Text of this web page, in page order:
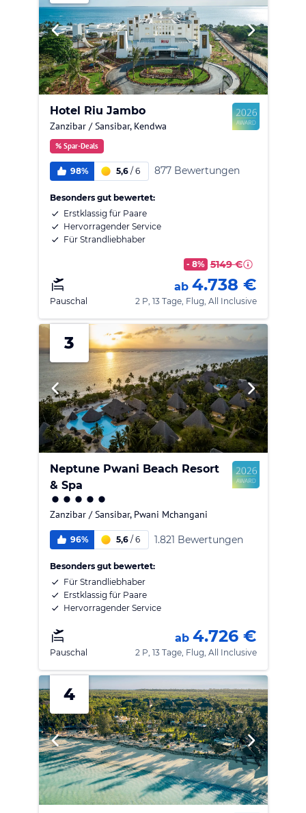
Hotel Riu Jambo
Zanzibar / Sansibar, Kendwa
% Spar-Deals
98% 5,6/ 6 877 Bewertungen
Besonders gut bewertet:
Erstklassig für Paare
Hervorragender Service
Für Strandliebhaber
- 8% 5149 €
Pauschal
ab 4.738 €
2 P, 13 Tage, Flug, All Inclusive
3
Neptune Pwani Beach Resort
& Spa
Zanzibar / Sansibar, Pwani Mchangani
96% 5,6/ 6 1.821 Bewertungen
Besonders gut bewertet:
Für Strandliebhaber
Erstklassig für Paare
Hervorragender Service
Pauschal
ab 4.726 €
2 P, 13 Tage, Flug, All Inclusive
4